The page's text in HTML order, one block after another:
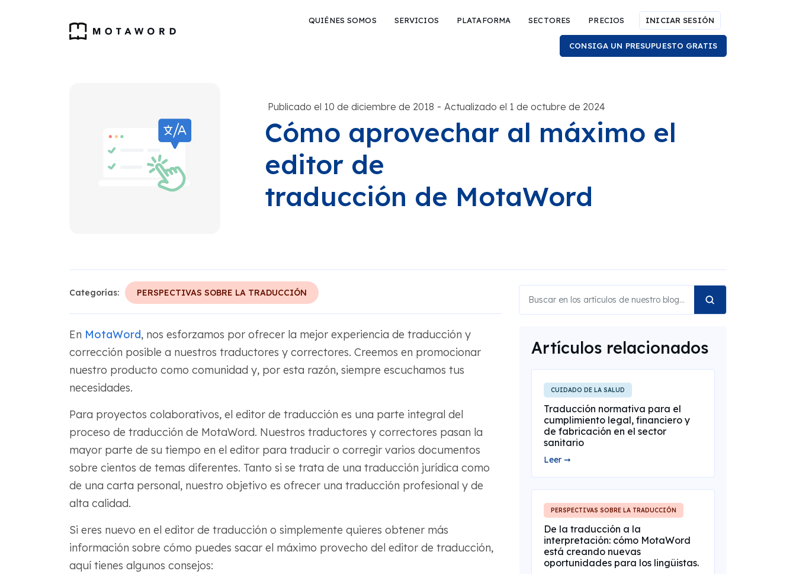
QUIÉNES SOMOS SERVICIOS PLATAFORMA SECTORES PRECIOS INICIAR SESIÓN
CONSIGA UN PRESUPUESTO GRATIS
Publicado el 10 de diciembre de 2018 - Actualizado el 1 de octubre de 2024
Cómo aprovechar al máximo el
editor de
traducción de MotaWord
Categorías: PERSPECTIVAS SOBRE LA TRADUCCIÓN
En MotaWord, nos esforzamos por ofrecer la mejor experiencia de traducción y
corrección posible a nuestros traductores y correctores. Creemos en promocionar
nuestro producto como comunidad y, por esta razón, siempre escuchamos tus
necesidades.
Para proyectos colaborativos, el editor de traducción es una parte integral del
proceso de traducción de MotaWord. Nuestros traductores y correctores pasan la
mayor parte de su tiempo en el editor para traducir o corregir varios documentos
sobre cientos de temas diferentes. Tanto si se trata de una traducción jurídica como
de una carta personal, nuestro objetivo es ofrecer una traducción profesional y de
alta calidad.
Si eres nuevo en el editor de traducción o simplemente quieres obtener más
información sobre cómo puedes sacar el máximo provecho del editor de traducción,
aquí tienes algunos consejos:
Artículos relacionados
CUIDADO DE LA SALUD
Traducción normativa para el
cumplimiento legal, financiero y
de fabricación en el sector
sanitario
Leer ➞
PERSPECTIVAS SOBRE LA TRADUCCIÓN
De la traducción a la
interpretación: cómo MotaWord
está creando nuevas
oportunidades para los lingüistas.